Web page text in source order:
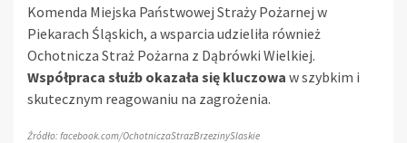
Komenda Miejska Państwowej Straży Pożarnej w
Piekarach Śląskich, a wsparcia udzieliła również
Ochotnicza Straż Pożarna z Dąbrówki Wielkiej.
Współpraca służb okazała się kluczowa w szybkim i
skutecznym reagowaniu na zagrożenia.
Źródło: facebook.com/OchotniczaStrazBrzezinySlaskie